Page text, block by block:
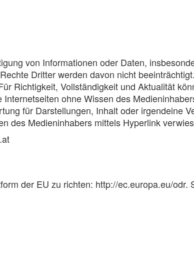
von Informationen oder Daten,
Dritter werden davon nicht
Richtigkeit, Vollständigkeit und Aktualität
ohne Wissen des
für Darstellungen, Inhalt oder irgendeine
des Medieninhabers mittels Hyperlink
der EU zu richten: http://ec.europa.eu/odr.